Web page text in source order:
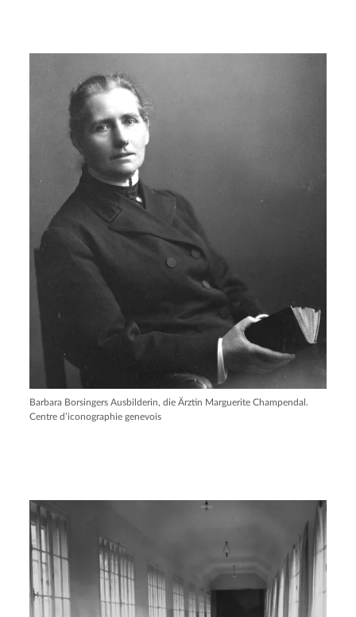
Barbara Borsingers Ausbilderin, die Ärztin Marguerite Champendal.
Centre d’iconographie genevois